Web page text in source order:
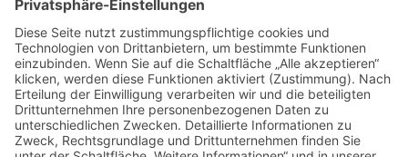
9 - 14 Uhr
Informationen
Über uns